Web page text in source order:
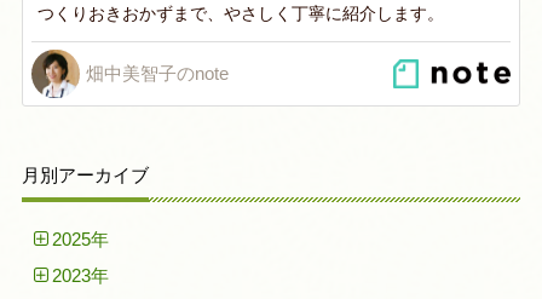
つくりおきおかずまで、やさしく丁寧に紹介します。
畑中美智子のnote
月別アーカイブ
2025年
2023年